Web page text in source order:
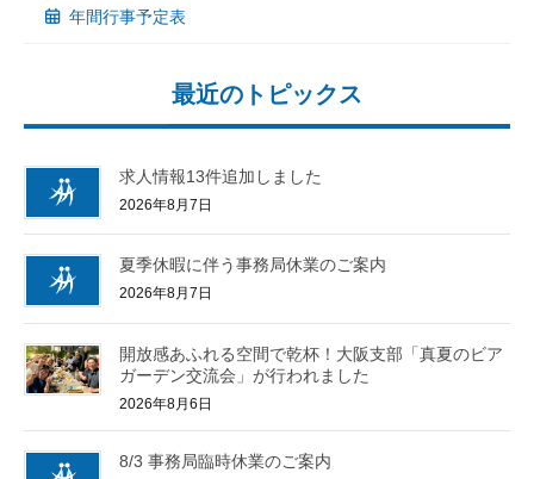
年間行事予定表
最近のトピックス
求人情報13件追加しました
2026年8月7日
夏季休暇に伴う事務局休業のご案内
2026年8月7日
開放感あふれる空間で乾杯！大阪支部「真夏のビア
ガーデン交流会」が行われました
2026年8月6日
8/3 事務局臨時休業のご案内